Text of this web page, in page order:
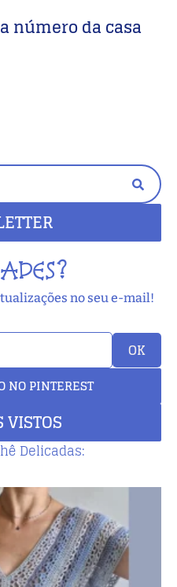
número da casa
no seu e-mail!
OK
NO PINTEREST
VISTOS
Delicadas: